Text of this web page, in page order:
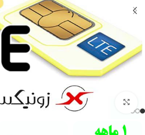
کلیک برای بزرگنمایی